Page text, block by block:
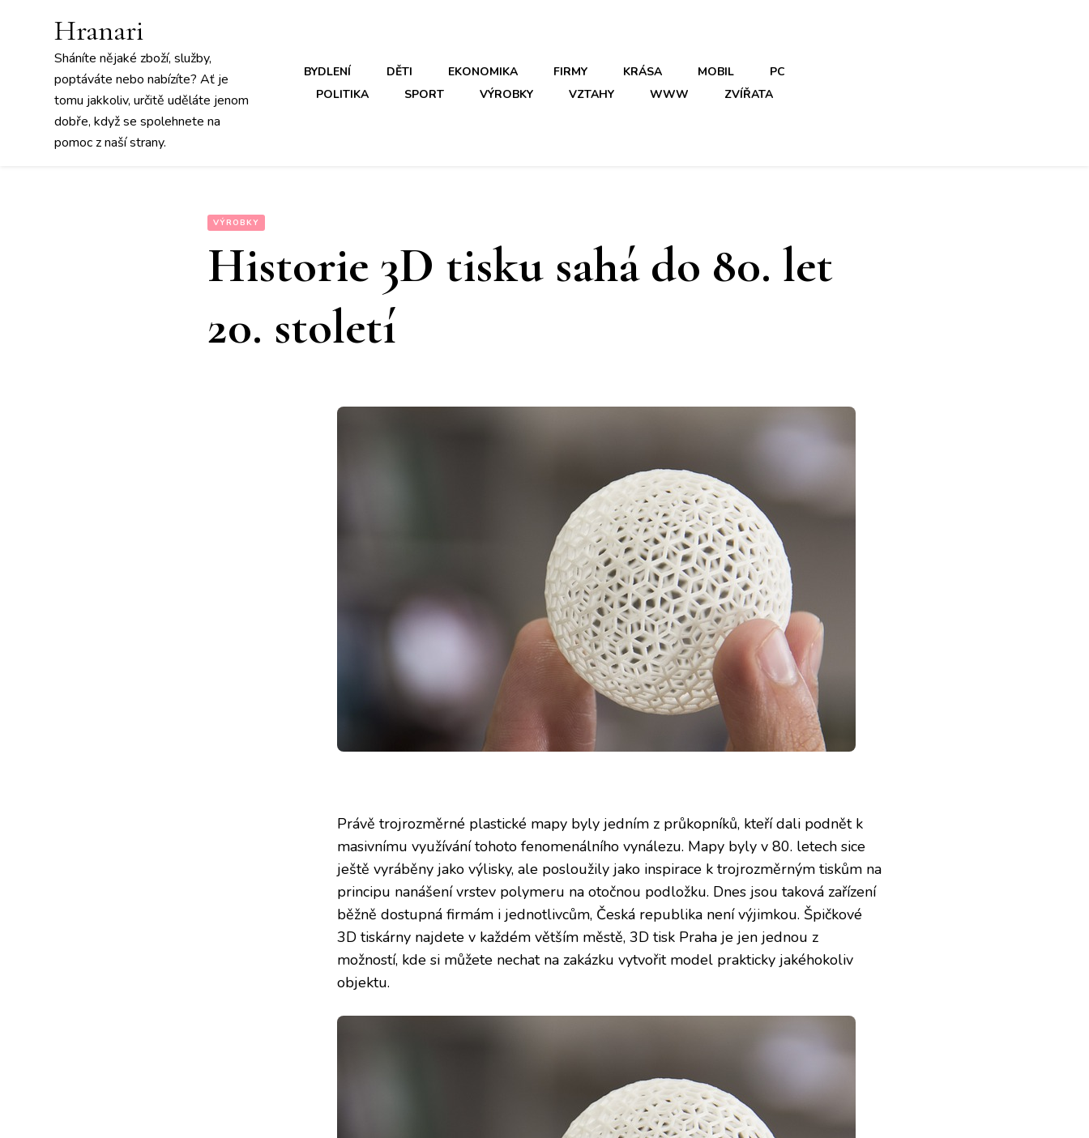
Hranari
Sháníte nějaké zboží, služby,
poptáváte nebo nabízíte? Ať je
tomu jakkoliv, určitě uděláte jenom
dobře, když se spolehnete na
pomoc z naší strany.
BYDLENÍ DĚTI EKONOMIKA FIRMY KRÁSA MOBIL
PC
POLITIKA
SPORT VÝROBKY VZTAHY WWW ZVÍŘATA
VÝROBKY
Historie 3D tisku sahá do 80. let
20. století
Právě trojrozměrné plastické mapy byly jedním z průkopníků, kteří dali podnět k
masivnímu využívání tohoto fenomenálního vynálezu. Mapy byly v 80. letech sice
ještě vyráběny jako výlisky, ale posloužily jako inspirace k trojrozměrným tiskům na
principu nanášení vrstev polymeru na otočnou podložku. Dnes jsou taková zařízení
běžně dostupná firmám i jednotlivcům, Česká republika není výjimkou. Špičkové
3D tiskárny najdete v každém větším městě, 3D tisk Praha je jen jednou z
možností, kde si můžete nechat na zakázku vytvořit model prakticky jakéhokoliv
objektu.